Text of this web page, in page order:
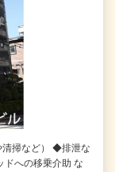
掃など） ◆排泄な
への移乗介助 な